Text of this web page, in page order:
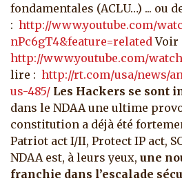
fondamentales (ACLU…) ... ou
: http://www.youtube.com/
nPc6gT4&feature=relatedVoir
http://www.youtube.com/
lire : http://rt.com/usa/news/
us-485/ Les Hackers se sont
dans le NDAA une ultime
constitution a déjà été
Patriot act I/II, Protect IP act,
NDAA est, à leurs yeux, une
franchie dans l’escalade